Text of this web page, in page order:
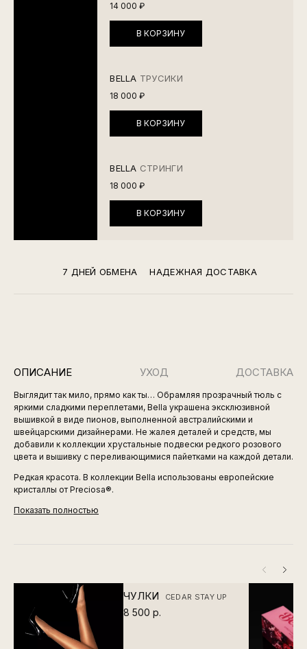
14 000 ₽
В КОРЗИНУ
BELLA ТРУСИКИ
18 000 ₽
В КОРЗИНУ
BELLA СТРИНГИ
18 000 ₽
В КОРЗИНУ
7 ДНЕЙ ОБМЕНА НАДЕЖНАЯ ДОСТАВКА
ОПИСАНИЕ УХОД ДОСТАВКА
Выглядит так мило, прямо как ты… Обрамляя прозрачный тюль с
яркими сладкими переплетами, Bella украшена эксклюзивной
вышивкой в виде пионов, выполненной австралийскими и
швейцарскими дизайнерами. Не жалея деталей и средств, мы
добавили к коллекции хрустальные подвески редкого розового
цвета и вышивку с переливающимися пайетками на каждой детали.
Редкая красота. В коллекции Bella использованы европейские
кристаллы от Preciosa®.
Показать полностью
ЧУЛКИ CEDAR STAY UP
8 500 р.